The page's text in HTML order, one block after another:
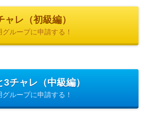
ャレ（初級編）
グループに申請する！
3チャレ（中級編）
グループに申請する！